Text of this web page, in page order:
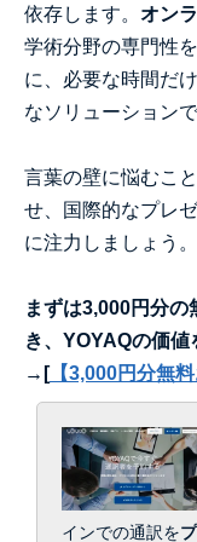
依存します。 オン
学術分野の専門性
に、必要な時間だ
なソリューションで
言葉の壁に悩むこ
せ、国際的なプレ
に注力しましょう。
まずは3,000円分
き、YOYAQの価値
→[【3,000円分無
インでの通訳を